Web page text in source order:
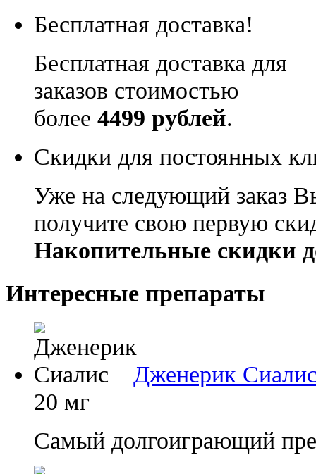
Бесплатная доставка!
Бесплатная доставка для
заказов стоимостью
более 4499 рублей.
Скидки для постоянных
Уже на следующий заказ
получите свою первую
Накопительные скидки
Интересные препараты
Дженерик
20 мг
Самый долгоиграющий